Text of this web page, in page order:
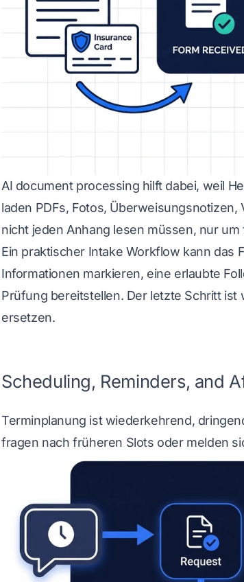
AI document processing hilft dabei, weil
laden PDFs, Fotos,
nicht jeden Anhang lesen müssen, nur
Ein praktischer Intake Workflow kann das
Informationen markieren, eine erlaubte
Prüfung bereitstellen. Der letzte Schritt
ersetzen.
Scheduling, Reminders, and
Terminplanung ist wiederkehrend,
fragen nach früheren Slots oder melden